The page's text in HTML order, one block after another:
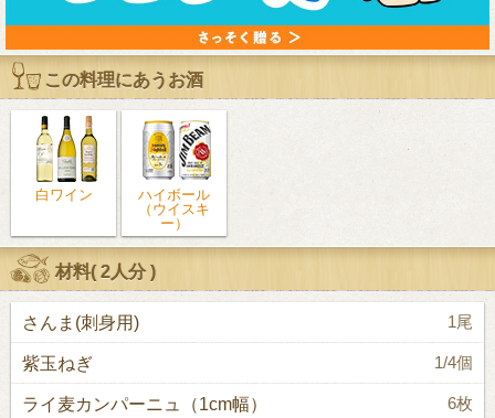
この料理にあうお酒
白ワイン
ハイボール
（ウイスキ
ー）
材料(2人分)
さんま(刺身用) 1尾
紫玉ねぎ 1/4個
ライ麦カンパーニュ（1cm幅） 6枚